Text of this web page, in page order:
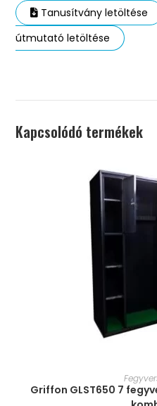
Tanusítvány letöltése
útmutató letöltése
Kapcsolódó termékek
MÉRET
Griffon GLST650 7